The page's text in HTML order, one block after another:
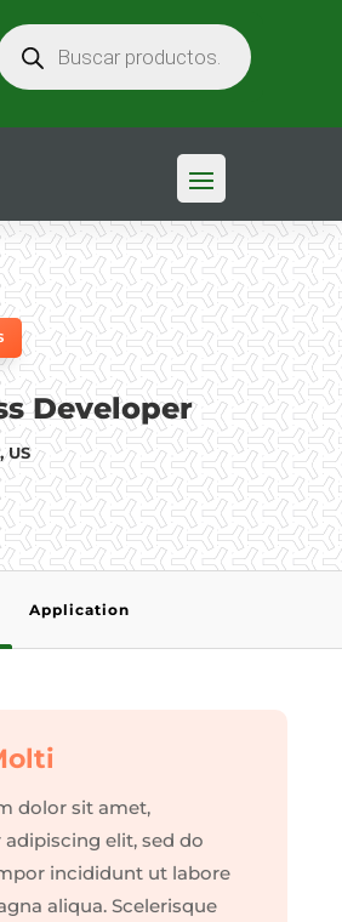
BÚSQUEDA
Developer
US
Application
dolor sit amet,
elit, sed do
incididunt ut labore
aliqua. Scelerisque